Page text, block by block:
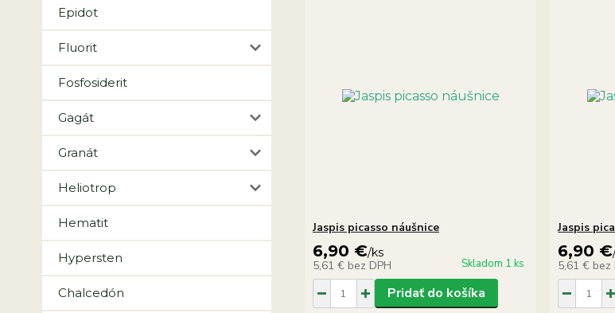
Epidot
Fluorit
Fosfosiderit
Gagát
Granát
Heliotrop
Hematit
Hypersten
Chalcedón
Jaspis picasso náušnice
6,90 €/ks
5,61 € bez DPH Skladom 1 ks
Pridať do košíka
Jaspis
6,90 €
5,61 € bez